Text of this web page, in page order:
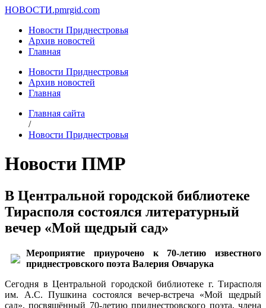
НОВОСТИ.pmrgid.com
Новости Приднестровья
Архив новостей
Главная
Новости Приднестровья
Архив новостей
Главная
Главная сайта
/
Новости Приднестровья
Новости ПМР
В Центральной городской библиотеке
Тирасполя состоялся литературный
вечер «Мой щедрый сад»
Мероприятие приурочено к 70-летию известного
приднестровского поэта Валерия Овчарука
Сегодня в Центральной городской библиотеке г. Тирасполя
им. А.С. Пушкина состоялся вечер-встреча «Мой щедрый
сад», посвящённый 70-летию приднестровского поэта, члена